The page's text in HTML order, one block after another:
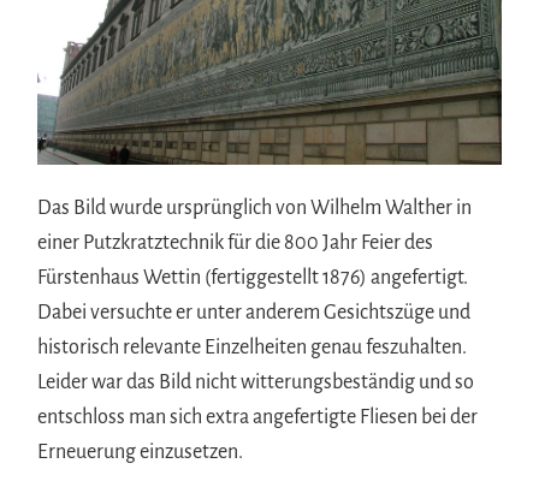
Das Bild wurde ursprünglich von Wilhelm Walther in
einer Putzkratztechnik für die 800 Jahr Feier des
Fürstenhaus Wettin (fertiggestellt 1876) angefertigt.
Dabei versuchte er unter anderem Gesichtszüge und
historisch relevante Einzelheiten genau feszuhalten.
Leider war das Bild nicht witterungsbeständig und so
entschloss man sich extra angefertigte Fliesen bei der
Erneuerung einzusetzen.